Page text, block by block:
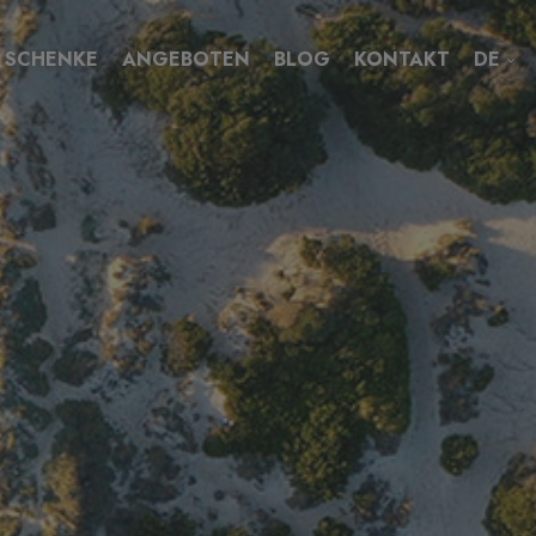
SCHENKE ANGEBOTEN BLOG KONTAKT DE